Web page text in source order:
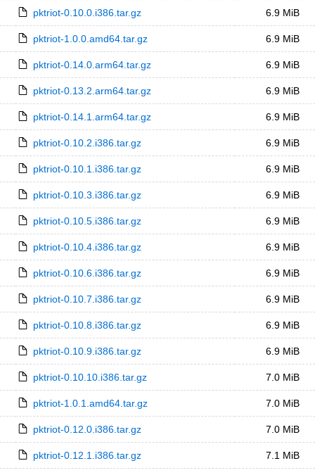
pktriot-0.10.0.i386.tar.gz 6.9 MiB
pktriot-1.0.0.amd64.tar.gz 6.9 MiB
pktriot-0.14.0.arm64.tar.gz 6.9 MiB
pktriot-0.13.2.arm64.tar.gz 6.9 MiB
pktriot-0.14.1.arm64.tar.gz 6.9 MiB
pktriot-0.10.2.i386.tar.gz 6.9 MiB
pktriot-0.10.1.i386.tar.gz 6.9 MiB
pktriot-0.10.3.i386.tar.gz 6.9 MiB
pktriot-0.10.5.i386.tar.gz 6.9 MiB
pktriot-0.10.4.i386.tar.gz 6.9 MiB
pktriot-0.10.6.i386.tar.gz 6.9 MiB
pktriot-0.10.7.i386.tar.gz 6.9 MiB
pktriot-0.10.8.i386.tar.gz 6.9 MiB
pktriot-0.10.9.i386.tar.gz 6.9 MiB
pktriot-0.10.10.i386.tar.gz 7.0 MiB
pktriot-1.0.1.amd64.tar.gz 7.0 MiB
pktriot-0.12.0.i386.tar.gz 7.0 MiB
pktriot-0.12.1.i386.tar.gz 7.1 MiB